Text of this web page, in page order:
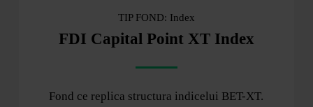
TIP FOND: Index
FDI Capital Point XT Index
Fond ce replica structura indicelui BET-XT.